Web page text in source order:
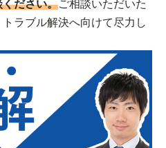
ださい。ご相談いただいた
ラブル解決へ向けて尽力し